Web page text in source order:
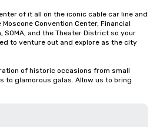
of it all on the iconic cable car line and
Convention Center, Financial
SOMA, and the Theater District so your
to venture out and explore as the city
of historic occasions from small
to glamorous galas. Allow us to bring